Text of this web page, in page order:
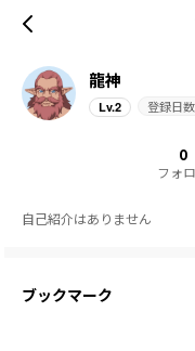
龍神
Lv.2 登録日
0
フォ
自己紹介はありません
ブックマーク